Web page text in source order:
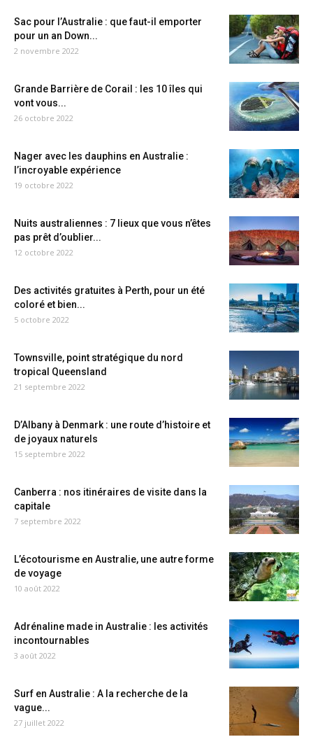
Sac pour l’Australie : que faut-il emporter
pour un an Down...
2 novembre 2022
Grande Barrière de Corail : les 10 îles qui
vont vous...
26 octobre 2022
Nager avec les dauphins en Australie :
l’incroyable expérience
19 octobre 2022
Nuits australiennes : 7 lieux que vous n’êtes
pas prêt d’oublier...
12 octobre 2022
Des activités gratuites à Perth, pour un été
coloré et bien...
5 octobre 2022
Townsville, point stratégique du nord
tropical Queensland
21 septembre 2022
D’Albany à Denmark : une route d’histoire et
de joyaux naturels
15 septembre 2022
Canberra : nos itinéraires de visite dans la
capitale
7 septembre 2022
L’écotourisme en Australie, une autre forme
de voyage
10 août 2022
Adrénaline made in Australie : les activités
incontournables
3 août 2022
Surf en Australie : A la recherche de la
vague...
27 juillet 2022